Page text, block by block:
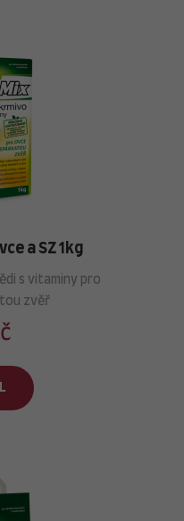
a SZ 1kg
s vitaminy pro
zvěř